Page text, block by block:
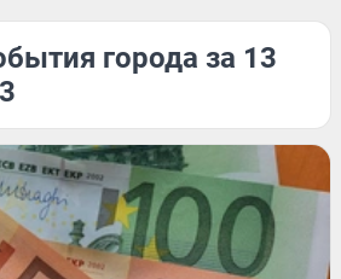
города за 13